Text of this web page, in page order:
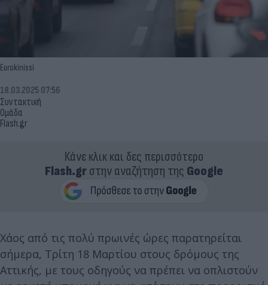
Eurokinissi
Συντακτική
Ομάδα
Flash.gr
18.03.2025 07:56
Κάνε κλικ και δες περισσότερο
Flash.grστην αναζήτηση της Google
Χάος από τις πολύ πρωινές ώρες παρατηρείται
σήμερα, Τρίτη 18 Μαρτίου στους δρόμους της
Αττικής, με τους οδηγούς να πρέπει να οπλιστούν